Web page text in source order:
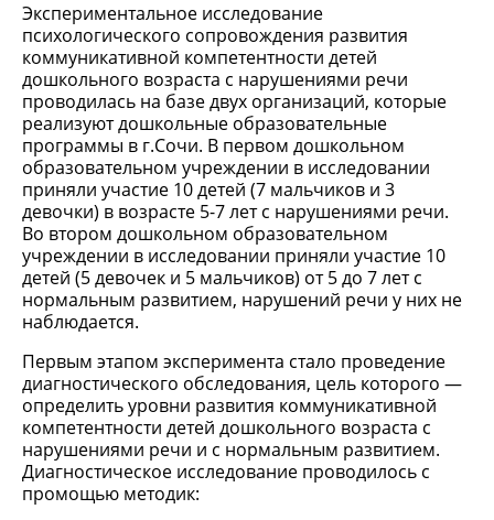
Экспериментальное исследование
психологического сопровождения развития
коммуникативной компетентности детей
дошкольного возраста с нарушениями речи
проводилась на базе двух организаций, которые
реализуют дошкольные образовательные
программы в г.Сочи. В первом дошкольном
образовательном учреждении в исследовании
приняли участие 10 детей (7 мальчиков и 3
девочки) в возрасте 5-7 лет с нарушениями речи.
Во втором дошкольном образовательном
учреждении в исследовании приняли участие 10
детей (5 девочек и 5 мальчиков) от 5 до 7 лет с
нормальным развитием, нарушений речи у них не
наблюдается.
Первым этапом эксперимента стало проведение
диагностического обследования, цель которого —
определить уровни развития коммуникативной
компетентности детей дошкольного возраста с
нарушениями речи и с нормальным развитием.
Диагностическое исследование проводилось с
промощью методик: